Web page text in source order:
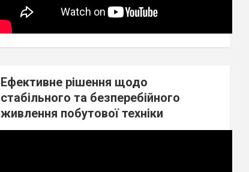
Ефективне рішення щодо
стабільного та безперебійного
живлення побутової техніки